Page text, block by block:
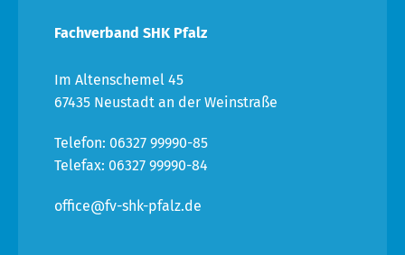
Fachverband SHK Pfalz
Im Altenschemel 45
67435 Neustadt an der Weinstraße
Telefon: 06327 99990-85
Telefax: 06327 99990-84
office@fv-shk-pfalz.de